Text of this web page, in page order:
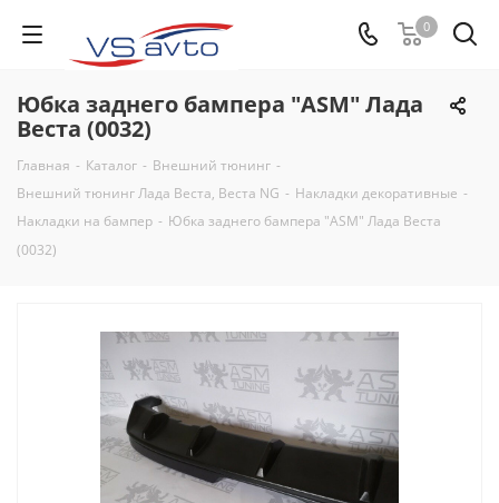
0
Юбка заднего бампера "ASM" Лада
Веста (0032)
Главная - Каталог - Внешний тюнинг -
Внешний тюнинг Лада Веста, Веста NG - Накладки декоративные -
Накладки на бампер - Юбка заднего бампера "ASM" Лада Веста
(0032)